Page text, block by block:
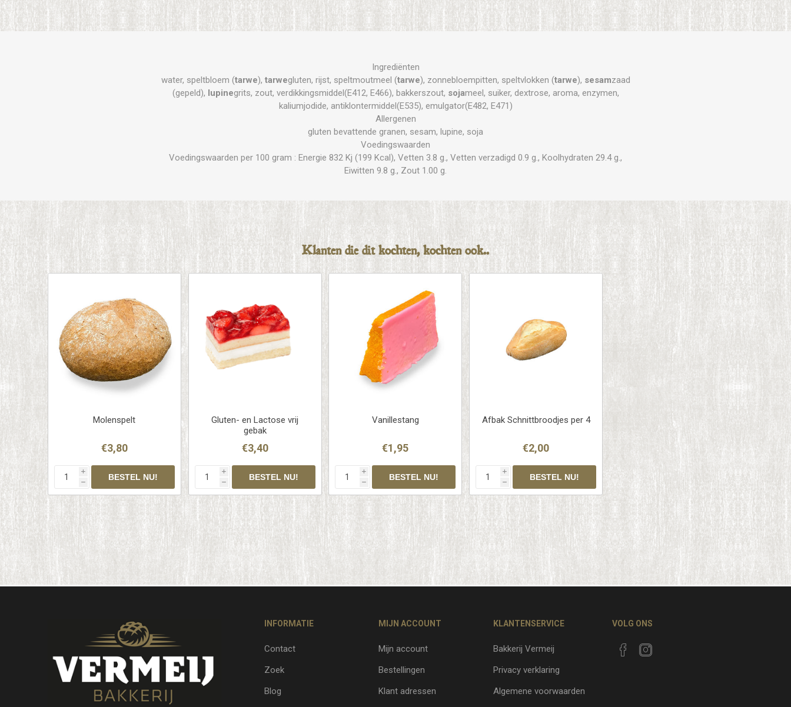
Ingrediënten
water, speltbloem (tarwe), tarwegluten, rijst, speltmoutmeel (tarwe), zonnebloempitten, speltvlokken (tarwe), sesamzaad
(gepeld), lupinegrits, zout, verdikkingsmiddel(E412, E466), bakkerszout, sojameel, suiker, dextrose, aroma, enzymen,
kaliumjodide, antiklontermiddel(E535), emulgator(E482, E471)
Allergenen
gluten bevattende granen, sesam, lupine, soja
Voedingswaarden
Voedingswaarden per 100 gram : Energie 832 Kj (199 Kcal), Vetten 3.8 g., Vetten verzadigd 0.9 g., Koolhydraten 29.4 g.,
Eiwitten 9.8 g., Zout 1.00 g.
Klanten die dit kochten, kochten ook..
Molenspelt
€3,80
i
h
Gluten- en Lactose vrij
gebak
€3,40
i
h
Vanillestang
€1,95
i
h
Afbak Schnittbroodjes per 4
€2,00
i
h
INFORMATIE
Contact
Zoek
Blog
MIJN ACCOUNT
Mijn account
Bestellingen
Klant adressen
KLANTENSERVICE
Bakkerij Vermeij
Privacy verklaring
Algemene voorwaarden
VOLG ONS